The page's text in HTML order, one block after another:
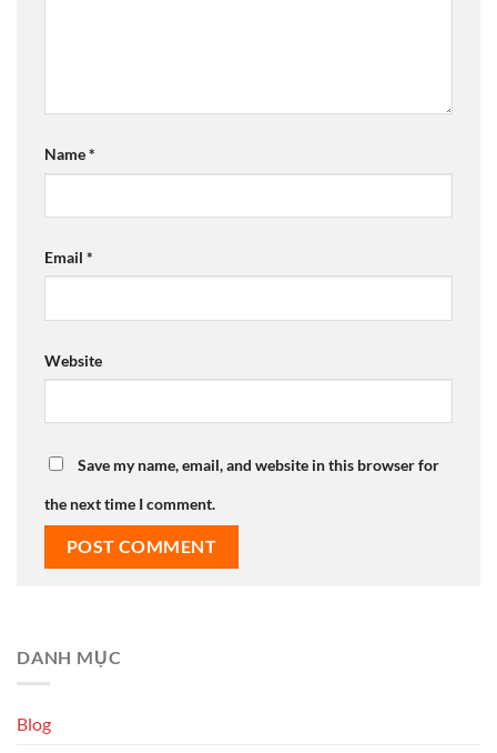
Name*
Email *
Website
Save my name, email, and website in this browser for
the next time I comment.
DANH MỤC
Blog